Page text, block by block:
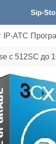
Sip-
IP-АТС
с 512SC до